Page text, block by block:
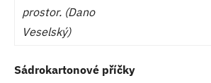
prostor. (Dano
Veselský)
Sádrokartonové příčky